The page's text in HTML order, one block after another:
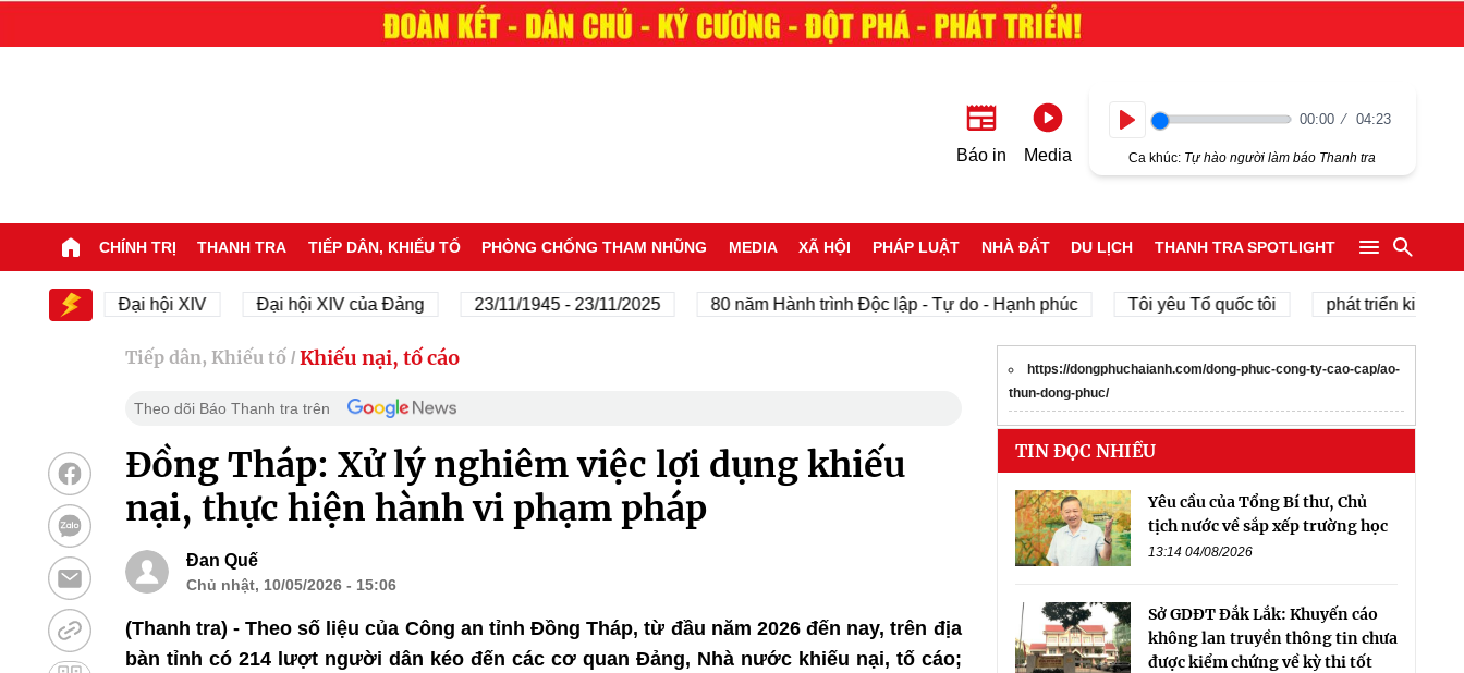
Báo in Media
00:00 04:23
Ca khúc: Tự hào người làm báo Thanh tra
CHÍNH TRỊ THANH TRA TIẾP DÂN, KHIẾU TỐ PHÒNG CHỐNG THAM NHŨNG MEDIA XÃ HỘI PHÁP LUẬT NHÀ ĐẤT DU LỊCH THANH TRA SPOTLIGHT
Đại hội XIV Đại hội XIV của Đảng 23/11/1945 - 23/11/2025 80 năm Hành trình Độc lập - Tự do - Hạnh phúc Tôi yêu Tổ quốc tôi phát triển kinh tế tư
Tiếp dân, Khiếu tố / Khiếu nại, tố cáo
Theo dõi Báo Thanh tra trên
Đồng Tháp: Xử lý nghiêm việc lợi dụng khiếu
nại, thực hiện hành vi phạm pháp
Đan Quế
Chủ nhật, 10/05/2026 - 15:06
(Thanh tra) - Theo số liệu của Công an tỉnh Đồng Tháp, từ đầu năm 2026 đến nay, trên địa
bàn tỉnh có 214 lượt người dân kéo đến các cơ quan Đảng, Nhà nước khiếu nại, tố cáo;
https://dongphuchaianh.com/dong-phuc-cong-ty-cao-cap/ao-
thun-dong-phuc/
TIN ĐỌC NHIỀU
Yêu cầu của Tổng Bí thư, Chủ
tịch nước về sắp xếp trường học
13:14 04/08/2026
Sở GDĐT Đắk Lắk: Khuyến cáo
không lan truyền thông tin chưa
được kiểm chứng về kỳ thi tốt